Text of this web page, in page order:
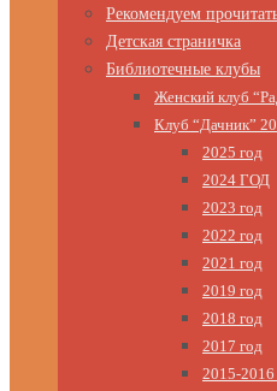
Рекомендуем
Детская страничка
Библиотечные клубы
Женский клуб
Клуб “Дачник”
2025 год
2024 ГОД
2023 год
2022 год
2021 год
2019 год
2018 год
2017 год
2015-2016